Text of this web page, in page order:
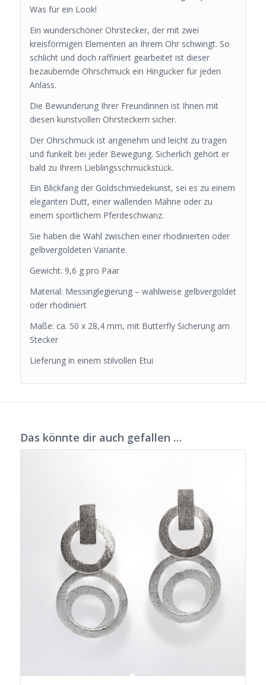
Was für ein Look!
Ein wunderschöner Ohrstecker, der mit zwei
kreisförmigen Elementen an Ihrem Ohr schwingt. So
schlicht und doch raffiniert gearbeitet ist dieser
bezaubernde Ohrschmuck ein Hingucker für jeden
Anlass.
Die Bewunderung Ihrer Freundinnen ist Ihnen mit
diesen kunstvollen Ohrsteckern sicher.
Der Ohrschmuck ist angenehm und leicht zu tragen
und funkelt bei jeder Bewegung. Sicherlich gehört er
bald zu Ihrem Lieblingsschmuckstück.
Ein Blickfang der Goldschmiedekunst, sei es zu einem
eleganten Dutt, einer wallenden Mähne oder zu
einem sportlichem Pferdeschwanz.
Sie haben die Wahl zwischen einer rhodinierten oder
gelbvergoldeten Variante.
Gewicht: 9,6 g pro Paar
Material: Messinglegierung – wahlweise gelbvergoldet
oder rhodiniert
Maße: ca. 50 x 28,4 mm, mit Butterfly Sicherung am
Stecker
Lieferung in einem stilvollen Etui
Das könnte dir auch gefallen …